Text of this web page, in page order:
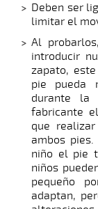
Deben ser
limitar el
Al
introducir
zapato,
pie pueda
durante la
fabricante
que
ambos
niño el pie
niños
pequeño
adaptan,